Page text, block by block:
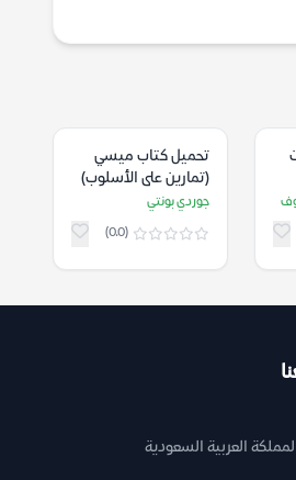
في
تحميل كتاب ميسي
(تمارين على الأسلوب)
– جوردي بونتي
جوردي بونتي
(0.0)
العربية السعودية